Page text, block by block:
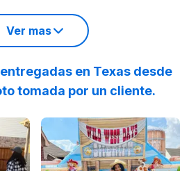
Ver mas
en Texas desde
tomada por un cliente.
by roselynweaver:It’s not a
Reviewed onInstagramby